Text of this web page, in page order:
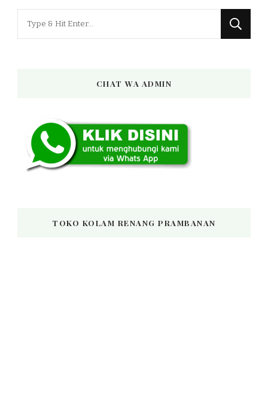
CHAT WA ADMIN
TOKO KOLAM RENANG PRAMBANAN